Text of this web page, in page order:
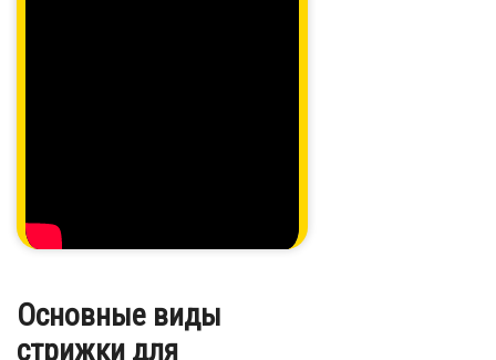
Основные виды
стрижки для